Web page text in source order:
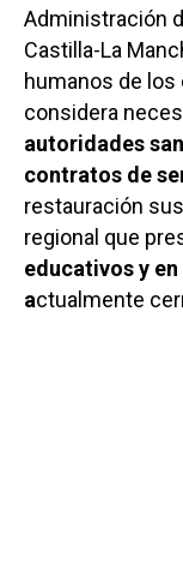
Administración
Castilla-La
humanos de los
considera
autoridades
contratos de
restauración
regional que
educativos y
actualmente